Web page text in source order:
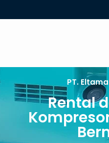
PT.
Rental